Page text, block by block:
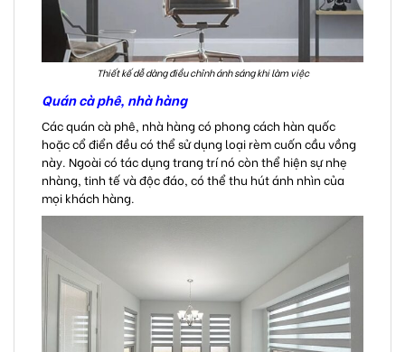
Thiết kế dễ dàng điều chỉnh ánh sáng khi làm việc
Quán cà phê, nhà hàng
Các quán cà phê, nhà hàng có phong cách hàn quốc
hoặc cổ điển đều có thể sử dụng loại rèm cuốn cầu vồng
này. Ngoài có tác dụng trang trí nó còn thể hiện sự nhẹ
nhàng, tinh tế và độc đáo, có thể thu hút ánh nhìn của
mọi khách hàng.